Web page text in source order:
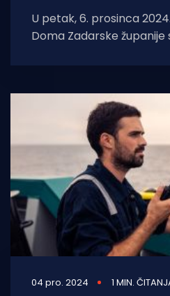
U petak, 6. prosinca
Doma Zadarske županije
04 pro. 2024 1 MIN.